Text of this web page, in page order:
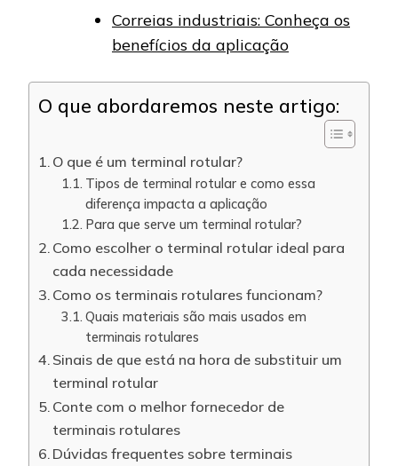
Correias industriais: Conheça os
benefícios da aplicação
O que abordaremos neste artigo:
O que é um terminal rotular?
Tipos de terminal rotular e como essa
diferença impacta a aplicação
Para que serve um terminal rotular?
Como escolher o terminal rotular ideal para
cada necessidade
Como os terminais rotulares funcionam?
Quais materiais são mais usados em
terminais rotulares
Sinais de que está na hora de substituir um
terminal rotular
Conte com o melhor fornecedor de
terminais rotulares
Dúvidas frequentes sobre terminais